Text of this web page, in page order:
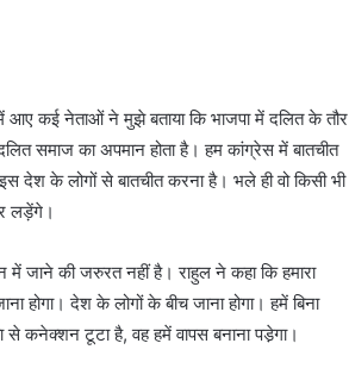
में आए कई नेताओं ने मुझे बताया कि भाजपा में दलित के तौर
समाज का अपमान होता है। हम कांग्रेस में बातचीत
के लोगों से बातचीत करना है। भले ही वो किसी भी
लड़ेंगे।
में जाने की जरुरत नहीं है। राहुल ने कहा कि हमारा
होगा। देश के लोगों के बीच जाना होगा। हमें बिना
से कनेक्शन टूटा है, वह हमें वापस बनाना पडे़गा।